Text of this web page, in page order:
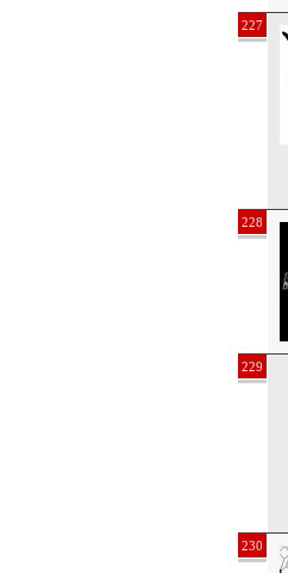
227
228
229
230